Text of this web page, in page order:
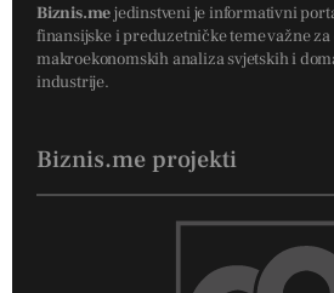
Biznis.mejedinstveni je informativni
finansijske i preduzetničke teme važne za
makroekonomskih analiza svjetskih i
industrije.
Biznis.me projekti